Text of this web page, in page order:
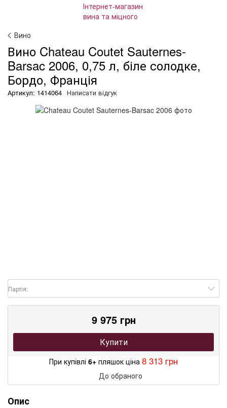
Вино
Вино Chateau Coutet Sauternes-
Barsac 2006, 0,75 л, біле солодке,
Бордо, Франція
Артикул: 1414064 Написати відгук
Партія:
9 975 грн
Купити
При купівлі 6+ пляшок ціна 8 313 грн
До обраного
Опис